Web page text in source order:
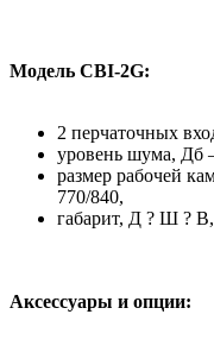
Модель CBI-2G:
2 перчаточных
уровень шума, Дб
размер рабочей
770/840,
габарит, Д ? Ш ?
Аксессуары и опции: